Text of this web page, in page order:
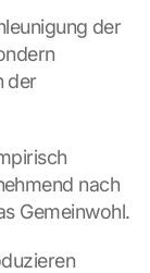
der
der
nach
Gemeinwohl.